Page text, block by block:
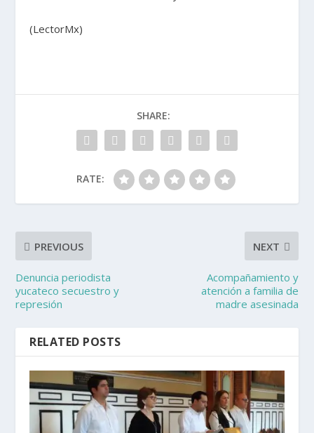
(LectorMx)
SHARE:
RATE:
PREVIOUS
Denuncia periodista
yucateco secuestro y
represión
NEXT
Acompañamiento y
atención a familia de
madre asesinada
RELATED POSTS